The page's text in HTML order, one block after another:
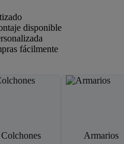
disponible
fácilmente
Colchones Armarios